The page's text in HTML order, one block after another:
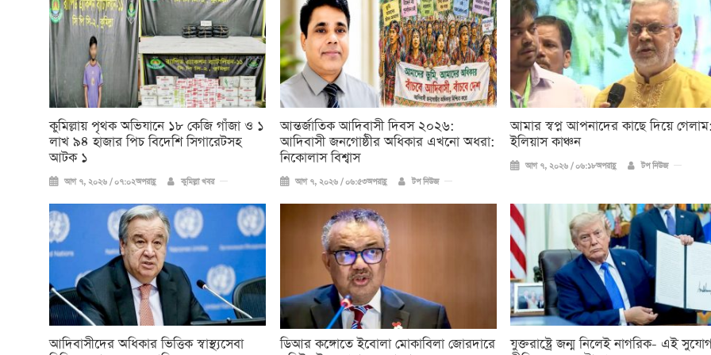
কুমিল্লায় পৃথক অভিযানে ১৮ কেজি গাঁজা ও ১
লাখ ৯৪ হাজার পিচ বিদেশি সিগারেটসহ
আটক ১
আগ ৭, ২০২৬ / ০৭:০২অপরাহ্ণ কুমিল্লা খবর
আন্তর্জাতিক আদিবাসী দিবস ২০২৬:
আদিবাসী জনগোষ্ঠীর অধিকার এখনো অধরা:
নিকোলাস বিশ্বাস
আগ ৭, ২০২৬ / ০৬:৫৩অপরাহ্ণ টপ নিউজ
আমার স্বপ্ন আপনাদের কাছে দিয়ে
ইলিয়াস কাঞ্চন
আগ ৭, ২০২৬ / ০৬:১৮অপরাহ্ণ টপ নিউজ
আদিবাসীদের অধিকার ভিত্তিক স্বাস্থ্যসেবা
ডিআর কঙ্গোতে ইবোলা মোকাবিলা জোরদারে
যুক্তরাষ্ট্রে জন্ম নিলেই নাগরিক- এই